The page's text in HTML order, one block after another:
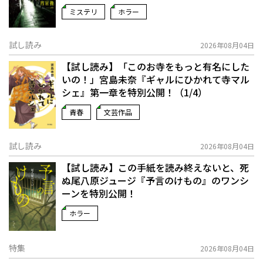
ミステリ ホラー
試し読み 2026年08月04日
【試し読み】「このお寺をもっと有名にした
いの！」宮島未奈『ギャルにひかれて寺マル
シェ』第一章を特別公開！（1/4）
青春 文芸作品
試し読み 2026年08月04日
【試し読み】この手紙を読み終えないと、死
ぬ――尾八原ジュージ『予言のけもの』のワンシ
ーンを特別公開！
ホラー
特集 2026年08月04日